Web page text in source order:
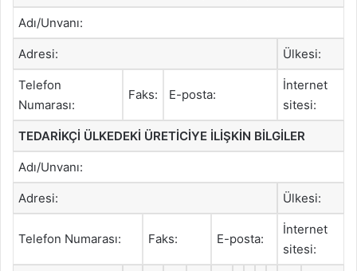
Adı/Unvanı:
Adresi: Ülkesi:
Telefon
Numarası:
Faks: E-posta:
İnternet
sitesi:
TEDARİKÇİ ÜLKEDEKİ ÜRETİCİYE İLİŞKİN BİLGİLER
Adı/Unvanı:
Adresi: Ülkesi:
Telefon Numarası: Faks: E-posta:
İnternet
sitesi: